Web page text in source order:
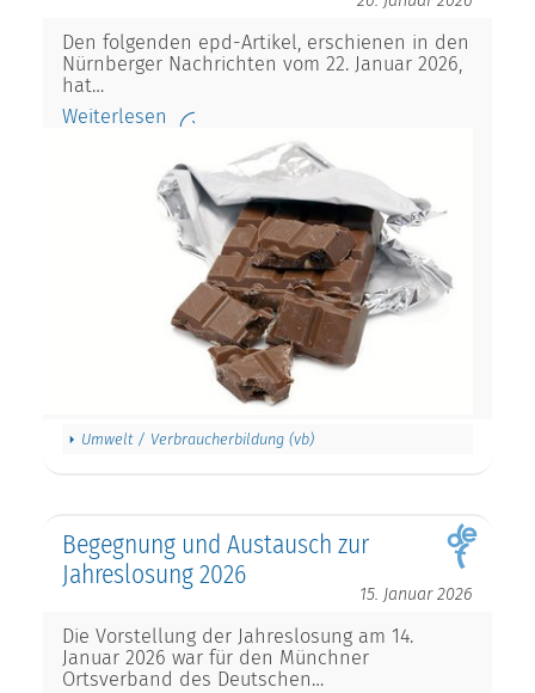
Den folgenden epd-Artikel, erschienen in den
Nürnberger Nachrichten vom 22. Januar 2026,
hat…
Weiterlesen
Umwelt / Verbraucherbildung (vb)
Begegnung und Austausch zur
Jahreslosung 2026
15. Januar 2026
Die Vorstellung der Jahreslosung am 14.
Januar 2026 war für den Münchner
Ortsverband des Deutschen…